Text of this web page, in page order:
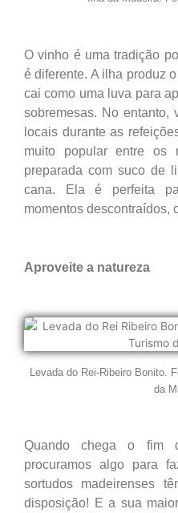
O vinho é uma tradição
é diferente. A ilha produz
cai como uma luva para
sobremesas. No entanto,
locais durante as
muito popular entre os
preparada com suco de
cana. Ela é perfeita
momentos descontraídos,
Aproveite a natureza
Levada do Rei-Ribeiro Bonito.
da
Quando chega o fim
procuramos algo para
sortudos madeirenses
disposição! E a sua